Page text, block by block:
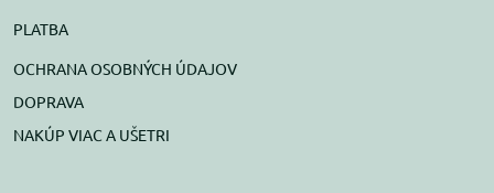
PLATBA
OCHRANA OSOBNÝCH ÚDAJOV
DOPRAVA
NAKÚP VIAC A UŠETRI